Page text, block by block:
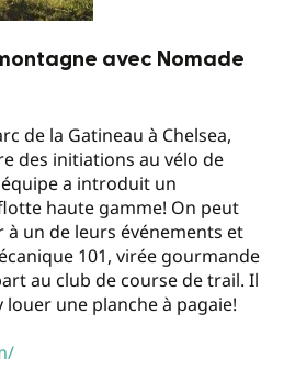
avec Nomade
de la Gatineau à Chelsea,
des initiations au vélo de
a introduit un
haute gamme! On peut
un de leurs événements et
101, virée gourmande
au club de course de trail. Il
louer une planche à pagaie!